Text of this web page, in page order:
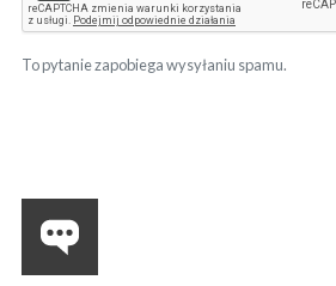
To pytanie zapobiega wysyłaniu spamu.